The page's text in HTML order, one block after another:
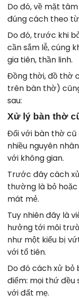
Do đó, về mặt
đúng cách theo
Do đó, trước khi
cần sắm lễ, cúng
gia tiên, thần linh.
Đồng thời, đồ thờ
trên bàn thờ)
sau:
Xử lý bàn thờ
Đối với bàn thờ
nhiều nguyên
với không gian.
Trước đây cách
thường là bỏ
mát mẻ.
Tuy nhiên đây là
hưởng tới môi
như một kiểu bị
với tổ tiên.
Do đó cách xử bỏ
điểm: mọi thứ
với đất mẹ.